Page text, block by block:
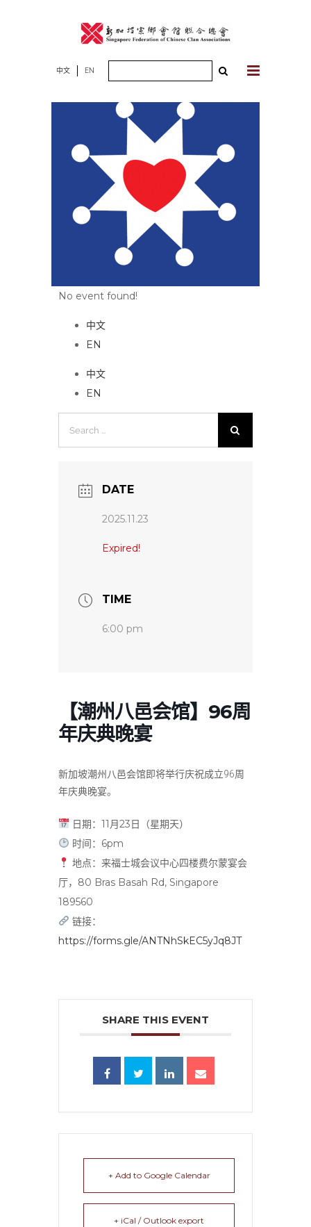
中文 EN
No event found!
中文
EN
中文
EN
DATE
2025.11.23
Expired!
TIME
6:00 pm
【潮州八邑会馆】96周
年庆典晚宴
新加坡潮州八邑会馆即将举行庆祝成立96周
年庆典晚宴。
日期：11月23日（星期天）
时间：6pm
地点：来福士城会议中心四楼费尔蒙宴会
厅， 80 Bras Basah Rd, Singapore
189560
链接：
https://forms.gle/ANTNhSkEC5yJq8JT
SHARE THIS EVENT
+ Add to Google Calendar
+ iCal / Outlook export